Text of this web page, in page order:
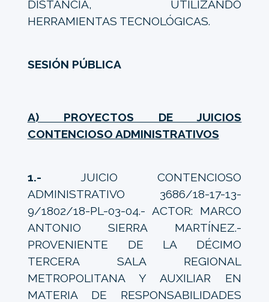
DISTANCIA, UTILIZANDO
HERRAMIENTAS TECNOLÓGICAS.
SESIÓN PÚBLICA
A) PROYECTOS DE JUICIOS
CONTENCIOSO ADMINISTRATIVOS
1.- JUICIO CONTENCIOSO
ADMINISTRATIVO 3686/18-17-13-
9/1802/18-PL-03-04.- ACTOR: MARCO
ANTONIO SIERRA MARTÍNEZ.-
PROVENIENTE DE LA DÉCIMO
TERCERA SALA REGIONAL
METROPOLITANA Y AUXILIAR EN
MATERIA DE RESPONSABILIDADES